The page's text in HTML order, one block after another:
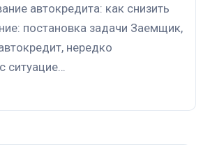
автокредита: как снизить
постановка задачи Заемщик,
нередко
ситуацие…